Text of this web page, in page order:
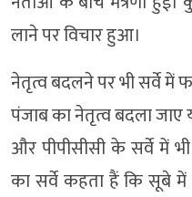
लाने पर विचार हुआ।
नेतृत्व बदलने पर भी सर्वे में
पंजाब का नेतृत्व बदला जाए
और पीपीसीसी के सर्वे में
का सर्वे कहता हैं कि सूबे में